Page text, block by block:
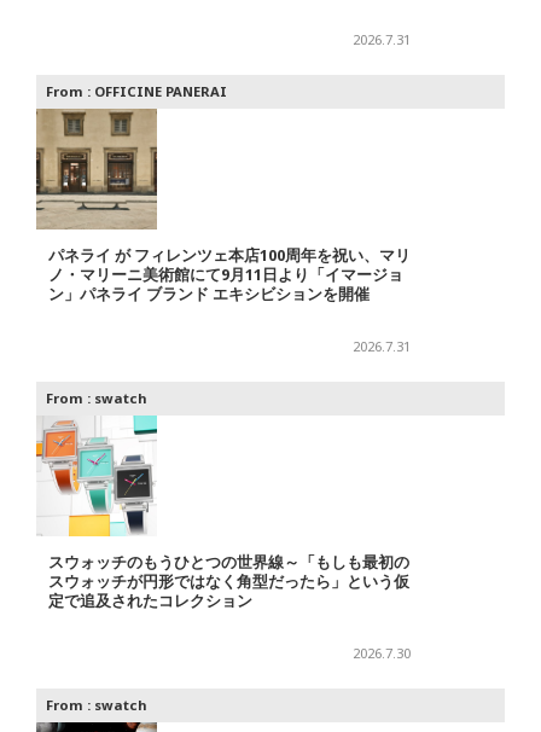
2026.7.31
From : OFFICINE PANERAI
パネライ が フィレンツェ本店100周年を祝い、マリ
ノ・マリーニ美術館にて9月11日より「イマージョ
ン」パネライ ブランド エキシビションを開催
2026.7.31
From : swatch
スウォッチのもうひとつの世界線～「もしも最初の
スウォッチが円形ではなく角型だったら」という仮
定で追及されたコレクション
2026.7.30
From : swatch